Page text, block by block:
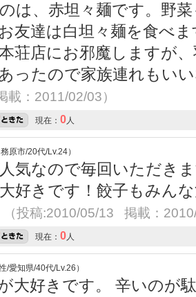
は、赤坦々麺です。野
友達は白坦々麺を食べ
荘店にお邪魔しますが
ったので家族連れもい
：2011/02/03）
現在： 0人
原市/20代/Lv.24）
気なので毎回いただき
好きです！餃子もみん
（投稿:2010/05/13 掲載：
現在： 0人
/愛知県/40代/Lv.26）
大好きです。 辛いのが